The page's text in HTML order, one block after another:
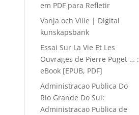
em PDF para Refletir
Vanja och Ville | Digital
kunskapsbank
Essai Sur La Vie Et Les
Ouvrages de Pierre Puget … :
eBook [EPUB, PDF]
Administracao Publica Do
Rio Grande Do Sul:
Administracao Publica de